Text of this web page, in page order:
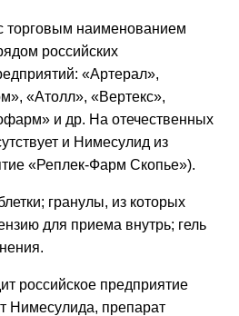
торговым наименованием
российских
«Артерал»,
«Атолл», «Вертекс»,
и др. На отечественных
и Нимесулид из
«Реплек-Фарм Скопье»).
гранулы, из которых
для приема внутрь; гель
российское предприятие
Нимесулида, препарат